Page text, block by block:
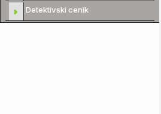
Detektivski cenik